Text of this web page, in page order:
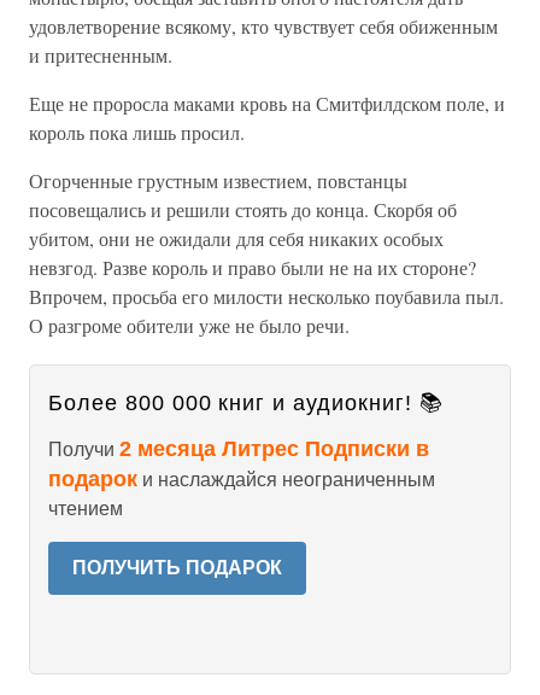
удовлетворение всякому, кто чувствует себя обиженным
и притесненным.
Еще не проросла маками кровь на Смитфилдском поле, и
король пока лишь просил.
Огорченные грустным известием, повстанцы
посовещались и решили стоять до конца. Скорбя об
убитом, они не ожидали для себя никаких особых
невзгод. Разве король и право были не на их стороне?
Впрочем, просьба его милости несколько поубавила пыл.
О разгроме обители уже не было речи.
Более 800 000 книг и аудиокниг! 📚
Получи 2 месяца Литрес Подписки в
подарок и наслаждайся неограниченным
чтением
ПОЛУЧИТЬ ПОДАРОК